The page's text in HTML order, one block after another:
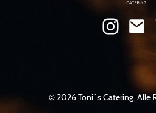
© 2026 Toni´s Catering. Alle